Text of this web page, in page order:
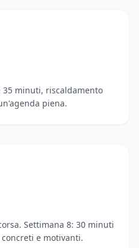
minuti, riscaldamento
piena.
Settimana 8: 30 minuti
e motivanti.